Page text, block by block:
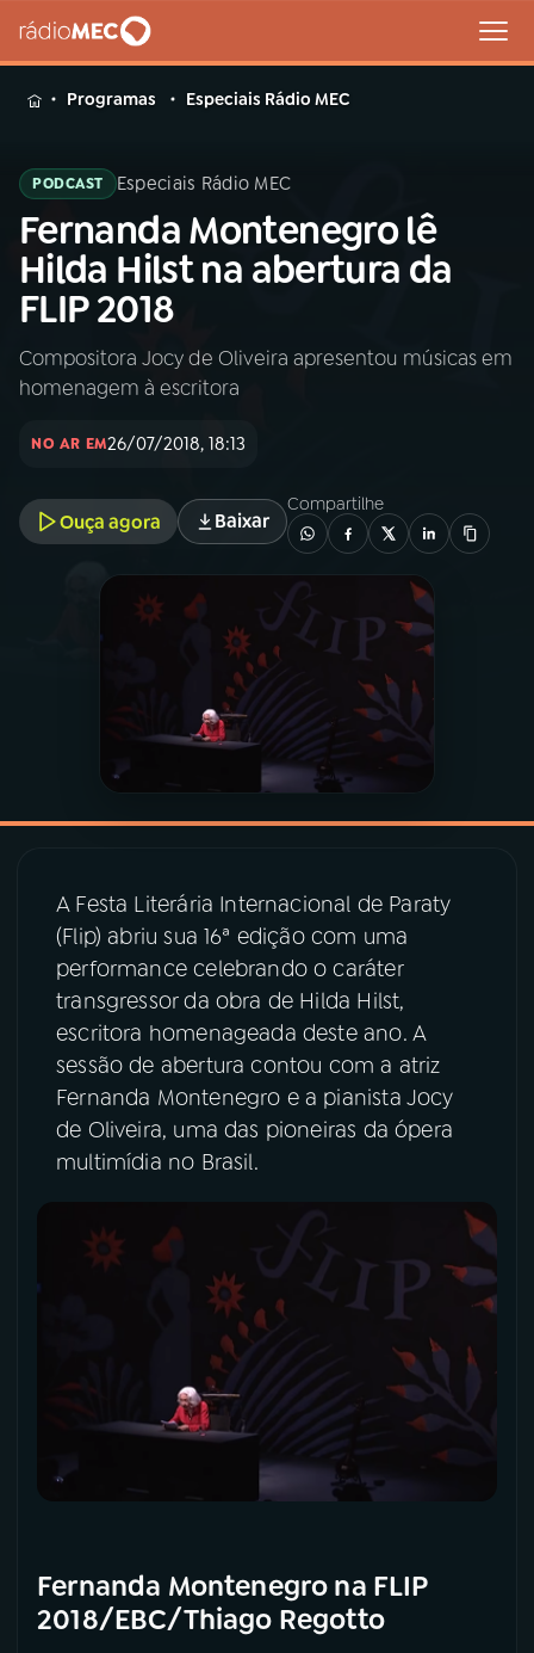
MENU
Buscar
na
Rádio
MEC
Buscar
Início AO VIVO
INÍCIO
A RÁDIO
PROGRAMAÇÃO
PODCASTS
06VIDEOCASTS
07ÚLTIMAS
ACOMPANHE A RÁDIO MEC
YouTube Facebook
TikTok
Programas Especiais Rádio MEC
PODCAST Especiais Rádio MEC
Fernanda Montenegro lê
Hilda Hilst na abertura da
FLIP 2018
Compositora Jocy de Oliveira apresentou músicas em
homenagem à escritora
NO AR EM26/07/2018, 18:13
Ouça agora Baixar
Compartilhe
A Festa Literária Internacional de Paraty
(Flip) abriu sua 16ª edição com uma
performance celebrando o caráter
transgressor da obra de Hilda Hilst,
escritora homenageada deste ano. A
sessão de abertura contou com a atriz
Fernanda Montenegro e a pianista Jocy
de Oliveira, uma das pioneiras da ópera
multimídia no Brasil.
Fernanda Montenegro na FLIP
2018/EBC/Thiago Regotto